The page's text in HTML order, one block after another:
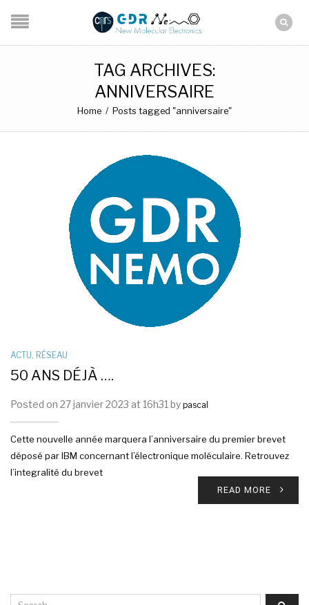
TAG ARCHIVES:
ANNIVERSAIRE
Home / Posts tagged "anniversaire"
ACTU, RÉSEAU
50 ANS DÉJÀ ….
Posted on 27 janvier 2023 at 16h31 by pascal
Cette nouvelle année marquera l’anniversaire du premier brevet
déposé par IBM concernant l’électronique moléculaire. Retrouvez
l’integralité du brevet
READ MORE